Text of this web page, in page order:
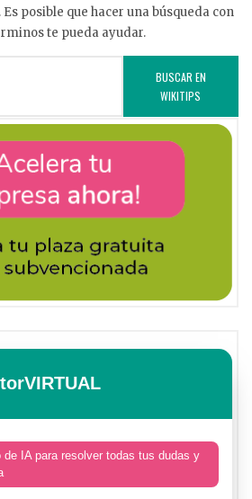
posible que hacer una búsqueda con
te pueda ayudar.
BUSCAR EN
WIKITIPS
IA para resolver todas tus dudas y